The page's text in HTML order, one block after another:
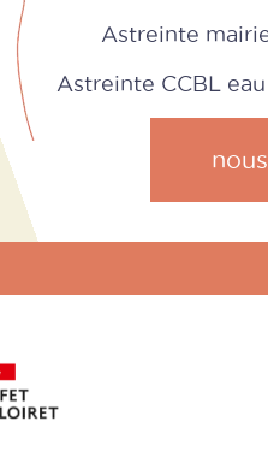
Astreinte
Astreinte CCBL eau